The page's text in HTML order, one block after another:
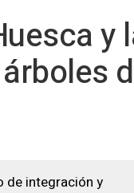
y
de integración y